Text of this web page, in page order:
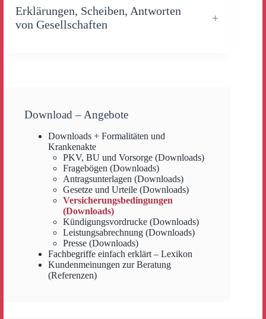
Erklärungen, Scheiben, Antworten
von Gesellschaften
Download – Angebote
Downloads + Formalitäten und
Krankenakte
PKV, BU und Vorsorge (Downloads)
Fragebögen (Downloads)
Antragsunterlagen (Downloads)
Gesetze und Urteile (Downloads)
Versicherungsbedingungen
(Downloads)
Kündigungsvordrucke (Downloads)
Leistungsabrechnung (Downloads)
Presse (Downloads)
Fachbegriffe einfach erklärt – Lexikon
Kundenmeinungen zur Beratung
(Referenzen)